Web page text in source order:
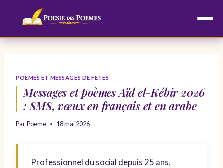
POÈMES ET MESSAGES DE FÊTES
Messages et poèmes Aïd el-Kébir 2026
: SMS, vœux en français et en arabe
ParPoeme 18 mai 2026
Professionnel du social depuis 25 ans,